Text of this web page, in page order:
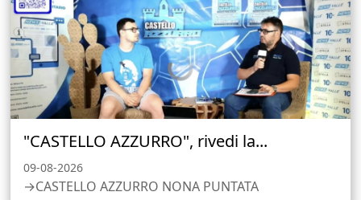
"CASTELLO AZZURRO", rivedi la...
09-08-2026
→CASTELLO AZZURRO NONA PUNTATA